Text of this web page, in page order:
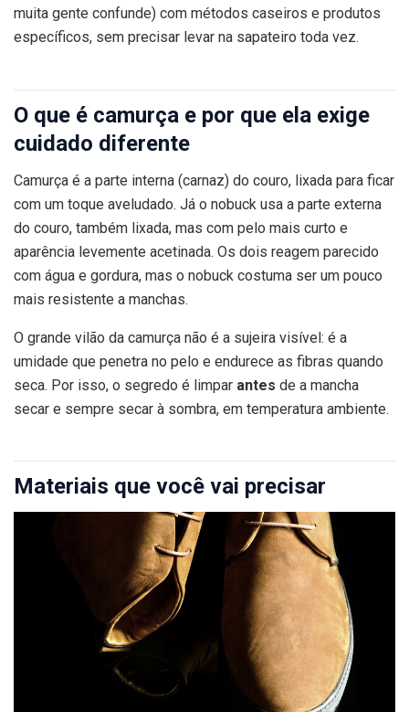
muita gente confunde) com métodos caseiros e produtos
específicos, sem precisar levar na sapateiro toda vez.
O que é camurça e por que ela exige
cuidado diferente
Camurça é a parte interna (carnaz) do couro, lixada para ficar
com um toque aveludado. Já o nobuck usa a parte externa
do couro, também lixada, mas com pelo mais curto e
aparência levemente acetinada. Os dois reagem parecido
com água e gordura, mas o nobuck costuma ser um pouco
mais resistente a manchas.
O grande vilão da camurça não é a sujeira visível: é a
umidade que penetra no pelo e endurece as fibras quando
seca. Por isso, o segredo é limpar antes de a mancha
secar e sempre secar à sombra, em temperatura ambiente.
Materiais que você vai precisar